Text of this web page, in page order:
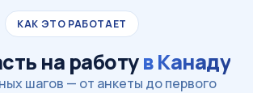
КАК ЭТО РАБОТАЕТ
на работув Канаду
шагов — от анкеты до первого